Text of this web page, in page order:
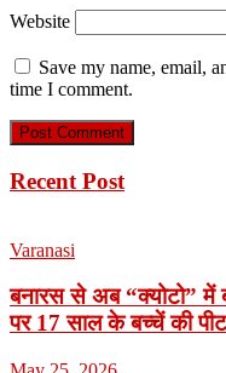
Website
Save my name, email,
time I comment.
Recent Post
Varanasi
बनारस से अब “क्योटो” में
पर 17 साल के बच्चें की